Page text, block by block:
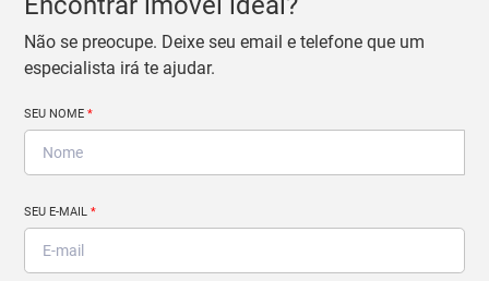
Não se preocupe. Deixe seu email e telefone que um
especialista irá te ajudar.
SEU NOME*
SEU E-MAIL*